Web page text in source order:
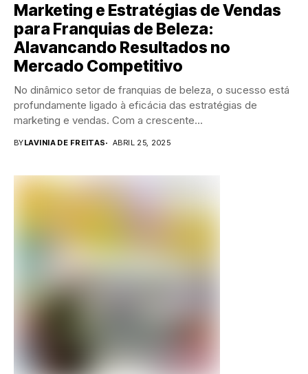
Marketing e Estratégias de Vendas
para Franquias de Beleza:
Alavancando Resultados no
Mercado Competitivo
No dinâmico setor de franquias de beleza, o sucesso está
profundamente ligado à eficácia das estratégias de
marketing e vendas. Com a crescente...
BYLAVINIA DE FREITAS ABRIL 25, 2025